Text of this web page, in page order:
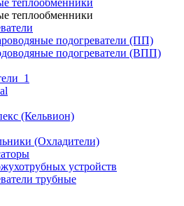
теплообменники
теплообменники
подогреватели (ПП)
подогреватели (ВПП)
(Кельвион)
(Охладители)
устройств
трубные